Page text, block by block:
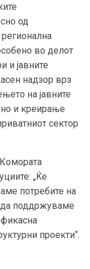
од
во делот
и јавните
надзор врз
на јавните
и креирање
сектор
„Ќе
потребите на
да поддржуваме
проекти“.